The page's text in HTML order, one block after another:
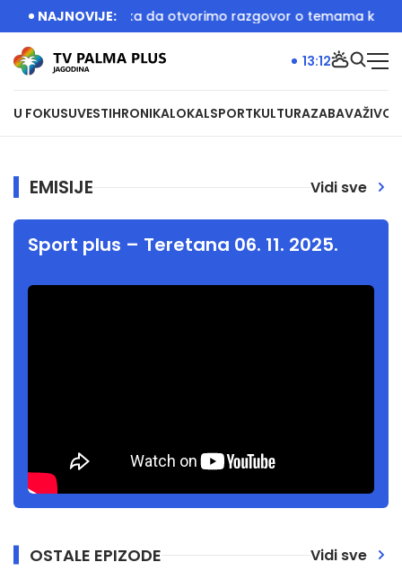
NAJNOVIJE:
Večera je bila prilika da otvorimo razgovor o temama koje
U FOKUSUVESTIHRONIKALOKALSPORTKULTURAZABAVAŽIVOT
13:12
EMISIJE Vidi sve
Sport plus – Teretana 06. 11. 2025.
OSTALE EPIZODE Vidi sve